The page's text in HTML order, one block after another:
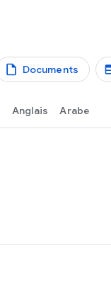
Documents
Anglais Arabe